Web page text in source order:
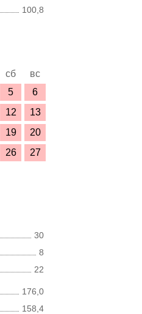
100,8
сб
вс
5
6
12
13
19
20
26
27
30
8
22
176,0
158,4